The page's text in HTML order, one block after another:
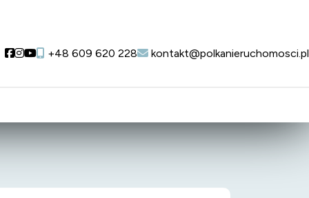
Social link
Social link
Social link
+48 609 620 228 kontakt@polkanieruchomosci.pl